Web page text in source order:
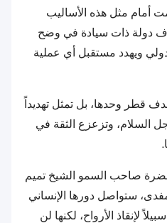
أمام مثل هذه الأساليب
دولة ذات سيادة في وضح
ويهدد مستقبل أي عملية
قطر وحدها، بل تمثل تهديداً
السلام، وتزعزع الثقة في
صاحب السمو الشيخ تميم
ستواصل دورها الإنساني
لإنقاذ الأرواح، لكنها لن